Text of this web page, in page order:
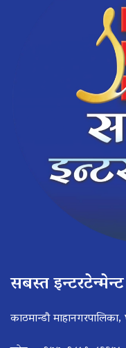
सबस्त इन्टरटेन्मेन्ट
काठमान्डौ